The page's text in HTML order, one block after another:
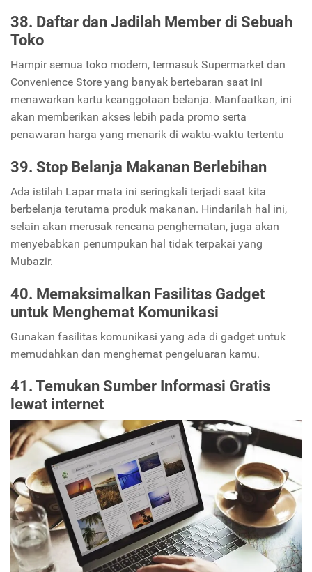
38. Daftar dan Jadilah Member di Sebuah
Toko
Hampir semua toko modern, termasuk Supermarket dan
Convenience Store yang banyak bertebaran saat ini
menawarkan kartu keanggotaan belanja. Manfaatkan, ini
akan memberikan akses lebih pada promo serta
penawaran harga yang menarik di waktu-waktu tertentu
39. Stop Belanja Makanan Berlebihan
Ada istilah Lapar mata ini seringkali terjadi saat kita
berbelanja terutama produk makanan. Hindarilah hal ini,
selain akan merusak rencana penghematan, juga akan
menyebabkan penumpukan hal tidak terpakai yang
Mubazir.
40. Memaksimalkan Fasilitas Gadget
untuk Menghemat Komunikasi
Gunakan fasilitas komunikasi yang ada di gadget untuk
memudahkan dan menghemat pengeluaran kamu.
41. Temukan Sumber Informasi Gratis
lewat internet